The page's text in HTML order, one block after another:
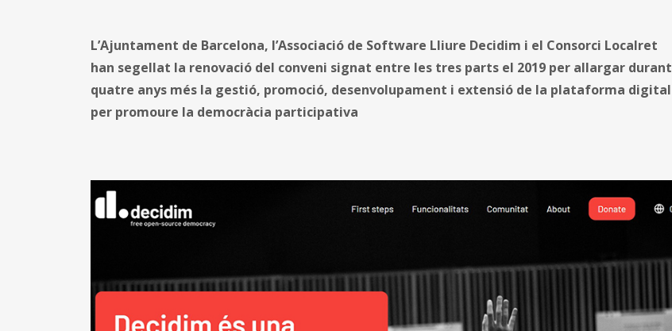
L’Ajuntament de Barcelona, l’Associació de Software Lliure Decidim i el Consorci Localret
han segellat la renovació del conveni signat entre les tres parts el 2019 per allargar durant
quatre anys més la gestió, promoció, desenvolupament i extensió de la plataforma digital
per promoure la democràcia participativa